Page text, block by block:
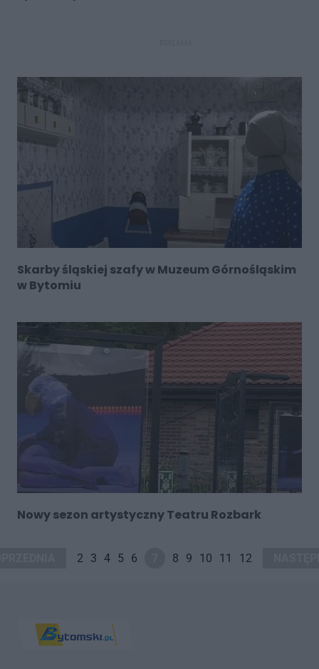
Skarby śląskiej szafy w Muzeum Górnośląskim
w Bytomiu
Nowy sezon artystyczny Teatru Rozbark
2 3 4 5 6 8 9 10 11 12